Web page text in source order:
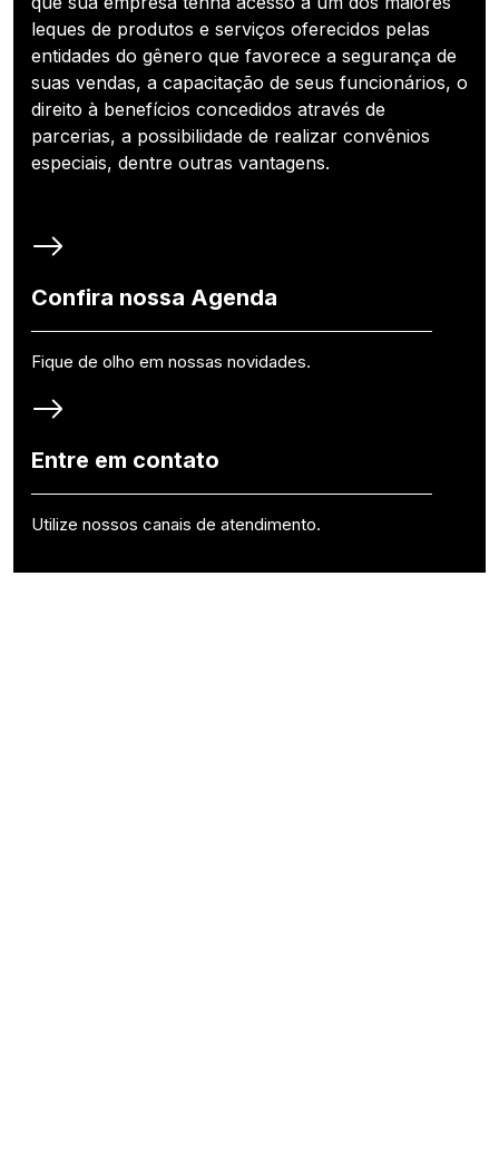
leques de produtos e serviços oferecidos pelas
entidades do gênero que favorece a segurança de
suas vendas, a capacitação de seus funcionários, o
direito à benefícios concedidos através de
parcerias, a possibilidade de realizar convênios
especiais, dentre outras vantagens.
Confira nossa Agenda
Fique de olho em nossas novidades.
Entre em contato
Utilize nossos canais de atendimento.